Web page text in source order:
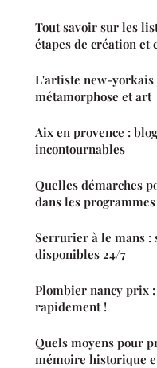
Tout savoir sur les
étapes de création et
L'artiste new-yorkais
métamorphose et art
Aix en provence :
incontournables
Quelles démarches
dans les
Serrurier à le mans :
disponibles 24/7
Plombier nancy prix
rapidement !
Quels moyens pour
mémoire historique